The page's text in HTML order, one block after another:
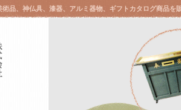
品、神仏具、漆器、アルミ器物、ギフトカタログ商品を